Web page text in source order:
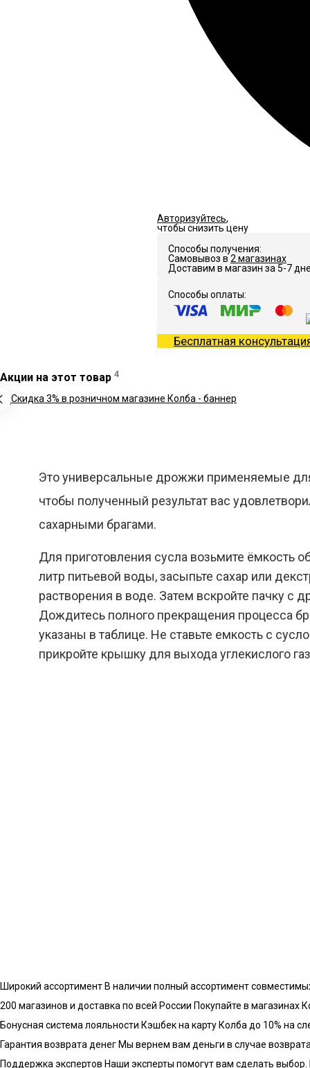
Авторизуйтесь,
чтобы снизить цену
Способы получения:
Самовывоз в 2 магазинах
Доставим в магазин за 5-7
Способы оплаты:
Бесплатная
Акции на этот товар 4
Это универсальные дрожжи применяемые
чтобы полученный результат вас
сахарными брагами.
Для приготовления сусла возьмите ёмкость
литр питьевой воды, засыпьте сахар или
растворения в воде. Затем вскройте пачку
Дождитесь полного прекращения процесса
указаны в таблице. Не ставьте емкость с
прикройте крышку для выхода углекислого
Широкий ассортимент В наличии полный ассортимент
200 магазинов и доставка по всей России Покупайте в магазинах
Бонусная система лояльности Кэшбек на карту Колба до 10% на
Гарантия возврата денег Мы вернем вам деньги в случае
Поддержка экспертов Наши эксперты помогут вам сделать